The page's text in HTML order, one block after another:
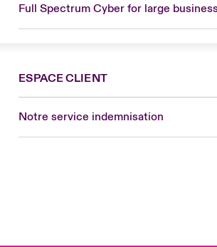
Full Spectrum Cyber for large
ESPACE CLIENT
Notre service indemnisation